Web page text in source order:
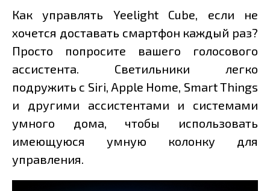
Как управлять Yeelight Cube, если не
хочется доставать смартфон каждый раз?
Просто попросите вашего голосового
ассистента. Светильники легко
подружить с Siri, Apple Home, Smart Things
и другими ассистентами и системами
умного дома, чтобы использовать
имеющуюся умную колонку для
управления.